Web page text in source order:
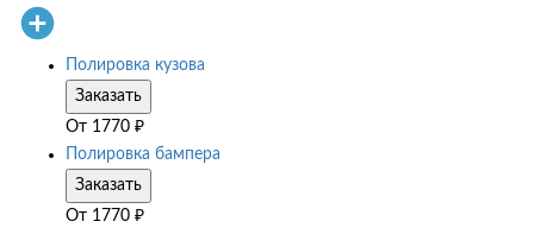
Полировка кузова
Заказать
От 1770 ₽
Полировка бампера
Заказать
От 1770 ₽